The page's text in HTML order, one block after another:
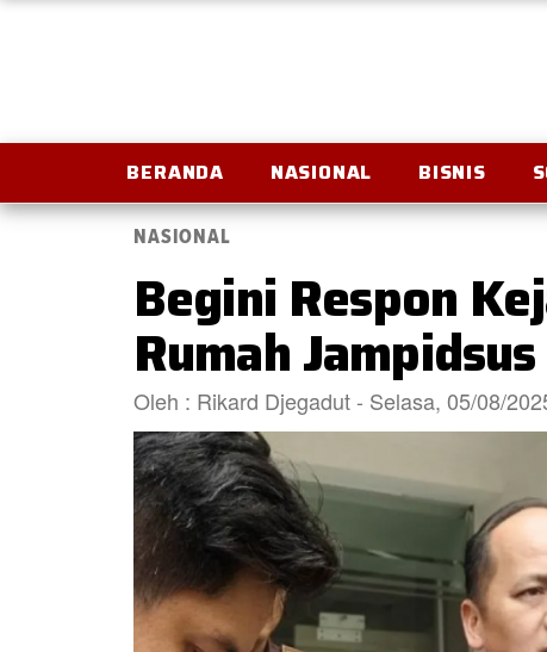
BERANDA NASIONAL BISNIS
NASIONAL
Begini Respon
Rumah
Oleh : Rikard Djegadut - Selasa, 05/08/